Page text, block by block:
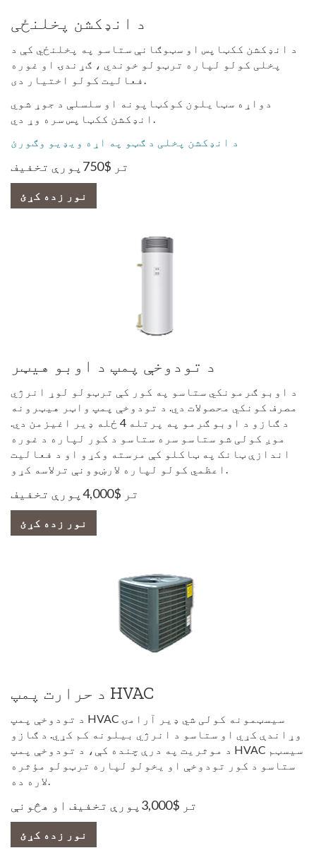
د انډکشن پخلنځی
د انډکشن ککټاپس او سټوګانې ستاسو په پخلنځي کې د
پخلی کولو لپاره ترټولو خوندي ، ګړندۍ او غوره
فعالیت کولو اختیار دی.
دواړه سټایلون کوکټاپونه او سلسلې د جوړ شوي
انډکشن ککټاپس سره وړ دي.
د انډکشن پخلی د ګټو په اړه ویډیو وګورئ
نور زده کړئ
د تودوخې پمپ د اوبو هیټر
د اوبو ګرمونکي ستاسو په کور کې ترټولو لوړ انرژي
مصرف کونکي محصولات دي. د تودوخې پمپ واټر هیټرونه
د ګازو د اوبو ګرمو په پرتله 4 ځله ډیر اغیزمن دي.
موږ کولی شو ستاسو سره ستاسو د کور لپاره د غوره
اندازې ټانک په ټاکلو کې مرسته وکړو او د فعالیت
اعظمي کولو لپاره لارښوونې ترلاسه کړو.
تر $4,000پورې تخفیف
نور زده کړئ
د حرارت پمپ HVAC
د تودوخې پمپ HVAC سیسټمونه کولی شي ډیر آرامۍ
وړاندې کړي او ستاسو د انرژي بیلونه کم کړي. د ګازو
د موثریت په درې چنده کې، د تودوخې پمپ HVAC سیسټم
ستاسو د کور تودوخې او یخولو لپاره ترټولو مؤثره
لاره ده.
تر $3,000پورې تخفیف او هڅونې
نور زده کړئ